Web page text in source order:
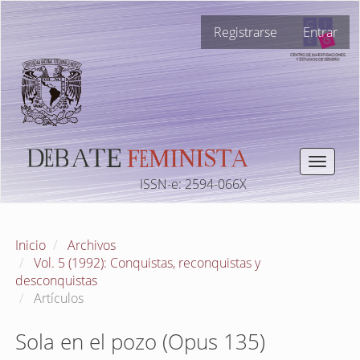
Navegación
principal
Contenido
principal
Barra
lateral
Registrarse Entrar
Toggle
ISSN-e: 2594-066X
Inicio
Archivos
Vol. 5 (1992): Conquistas, reconquistas y
desconquistas
Artículos
Sola en el pozo (Opus 135)